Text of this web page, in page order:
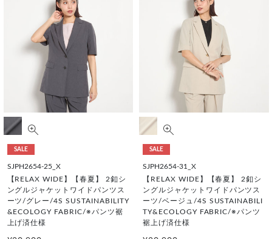
SALE
SJPH2654-25_X
【RELAX WIDE】【春夏】 2釦シ
ングルジャケットワイドパンツス
ーツ/グレー/4S SUSTAINABILITY
&ECOLOGY FABRIC/※パンツ裾
上げ済仕様
SALE
SJPH2654-31_X
【RELAX WIDE】【春夏】 2釦シ
ングルジャケットワイドパンツス
ーツ/ベージュ/4S SUSTAINABILI
TY&ECOLOGY FABRIC/※パンツ
裾上げ済仕様